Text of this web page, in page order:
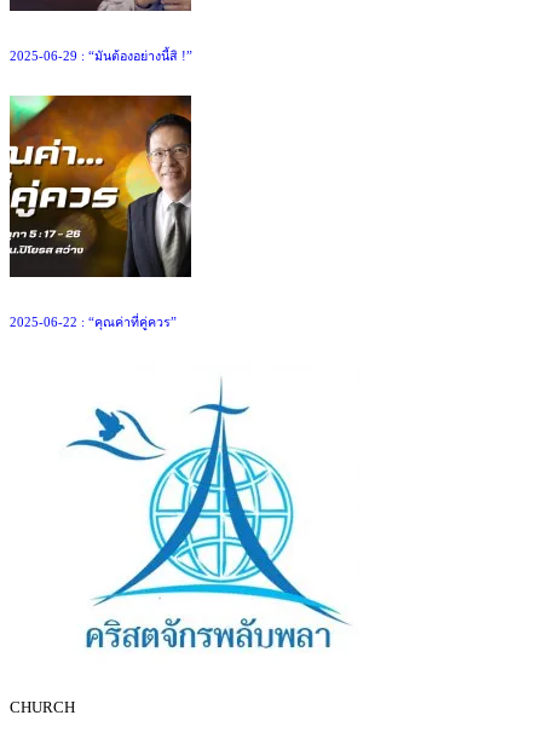
2025-06-29 : “มันต้องอย่างนี้สิ !”
2025-06-22 : “คุณค่าที่คู่ควร”
CHURCH